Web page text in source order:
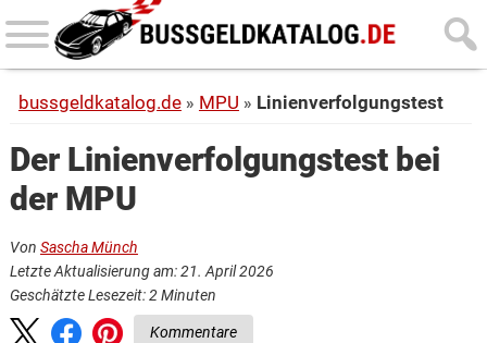
Skip
to
content
Skip
to
sidebar
bussgeldkatalog.de MPU Linienverfolgungstest
Der Linienverfolgungstest bei
der MPU
Von Sascha Münch
Letzte Aktualisierung am: 21. April 2026
Geschätzte Lesezeit:2Minuten
Kommentare